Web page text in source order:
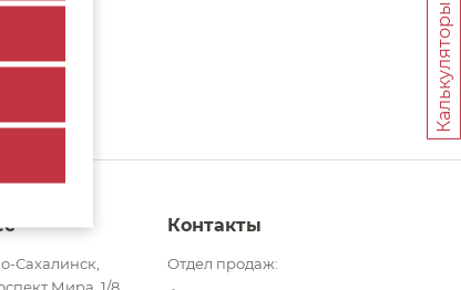
Калькуляторы
Сахалинск,
Контакты
Отдел продаж: